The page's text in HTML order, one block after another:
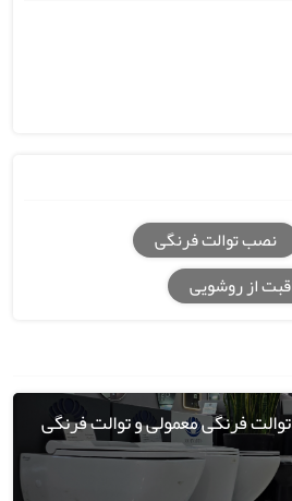
نصب توالت فرنگی
از روشویی
فرنگی معمولی و توالت فرنگی